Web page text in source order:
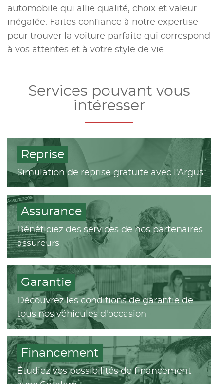
automobile qui allie qualité, choix et valeur
inégalée. Faites confiance à notre expertise
pour trouver la voiture parfaite qui correspond
à vos attentes et à votre style de vie.
Services pouvant vous
intéresser
Reprise
Simulation de reprise gratuite avec l'Argus
Assurance
Bénéficiez des services de nos partenaires
assureurs
Garantie
Découvrez les conditions de garantie de
tous nos véhicules d'occasion
Financement
Étudiez vos possibilités de financement